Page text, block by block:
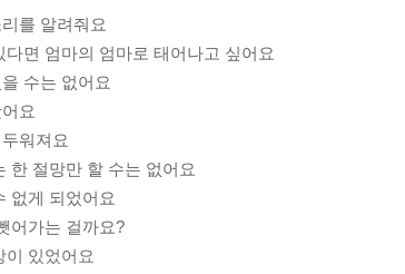
를 알려줘요
면 엄마의 엄마로 태어나고 싶어요
수는 없어요
요
워져요
한 절망만 할 수는 없어요
없게 되었어요
어가는 걸까요?
이 있었어요